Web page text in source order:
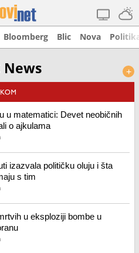
Bloomberg Blic Nova
News +
u matematici: Devet neobičnih
o ajkulama
izazvala političku oluju i šta
s tim
u eksploziji bombe u